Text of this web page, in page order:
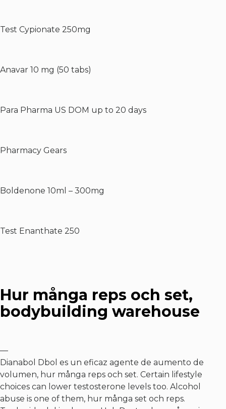
Test Cypionate 250mg
Anavar 10 mg (50 tabs)
Para Pharma US DOM up to 20 days
Pharmacy Gears
Boldenone 10ml – 300mg
Test Enanthate 250
Hur många reps och set,
bodybuilding warehouse
—
Dianabol Dbol es un eficaz agente de aumento de
volumen, hur många reps och set. Certain lifestyle
choices can lower testosterone levels too. Alcohol
abuse is one of them, hur många set och reps.